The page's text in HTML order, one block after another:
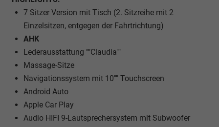
7 Sitzer Version mit Tisch (2. Sitzreihe mit 2
Einzelsitzen, entgegen der Fahrtrichtung)
AHK
Lederausstattung ""Claudia""
Massage-Sitze
Navigationssystem mit 10"" Touchscreen
Android Auto
Apple Car Play
Audio HIFI 9-Lautsprechersystem mit Subwoofer